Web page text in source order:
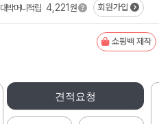
대박머니적립 4,221 원 회원가입
쇼핑백 제작
견적요청